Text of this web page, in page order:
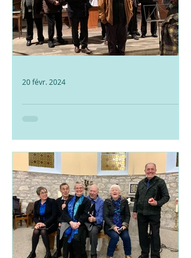
Concert du 10 Février
Entre Elles
20 févr. 2024